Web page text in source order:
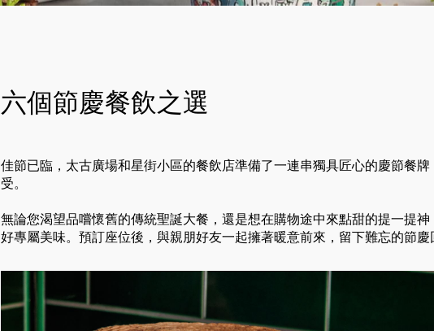
六個節慶餐飲之選
佳節已臨，太古廣場和星街小區的餐飲店準備了一連串獨具匠心的慶節餐
受。
無論您渴望品嚐懷舊的傳統聖誕大餐，還是想在購物途中來點甜的提一提
好專屬美味。預訂座位後，與親朋好友一起擁著暖意前來，留下難忘的節慶